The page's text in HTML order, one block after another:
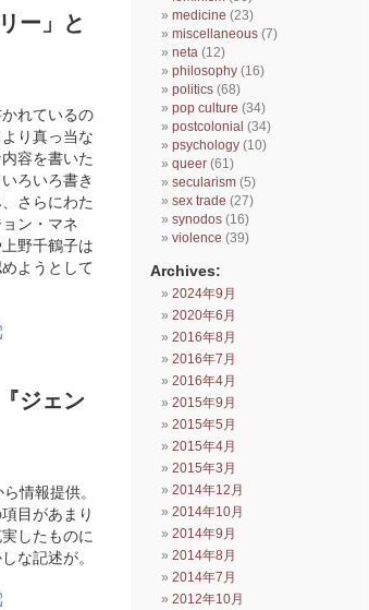
ー」と
れているの
り真っ当な
容を書いた
ろいろ書き
さらにわた
ン・マネ
野千鶴子は
ようとして
ジェン
情報提供。
目があまり
したものに
な記述が。
medicine (23)
miscellaneous (7)
neta (12)
philosophy (16)
politics (68)
pop culture (34)
postcolonial (34)
psychology (10)
queer (61)
secularism (5)
sex trade (27)
synodos (16)
violence (39)
Archives:
2024年9月
2020年6月
2016年8月
2016年7月
2016年4月
2015年9月
2015年5月
2015年4月
2015年3月
2014年12月
2014年10月
2014年9月
2014年8月
2014年7月
2012年10月